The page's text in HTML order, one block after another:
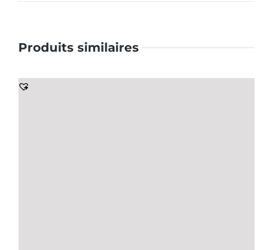
Produits similaires